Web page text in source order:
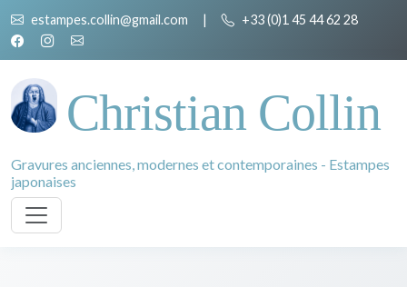
estampes.collin@gmail.com | +33 (0)1 45 44 62 28
Christian Collin
Gravures anciennes, modernes et contemporaines - Estampes
japonaises